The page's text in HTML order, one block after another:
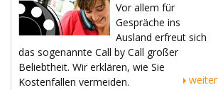
Vor allem für
Gespräche ins
Ausland erfreut sich
das sogenannte Call by Call großer
Beliebtheit. Wir erklären, wie Sie
Kostenfallen vermeiden.
weiter